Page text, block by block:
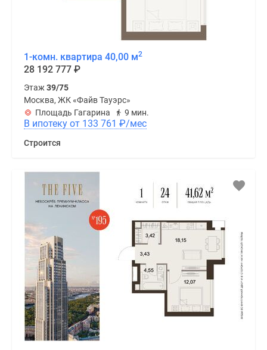
1-комн. квартира 40,00 м2
28 192 777 ₽
Этаж39/75
Москва, ЖК «Файв Тауэрс»
Площадь Гагарина
9 мин.
В ипотеку от 133 761 ₽/мес
Строится